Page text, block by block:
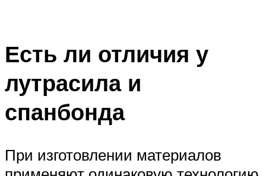
Есть ли отличия у
лутрасила и
спанбонда
При изготовлении материалов